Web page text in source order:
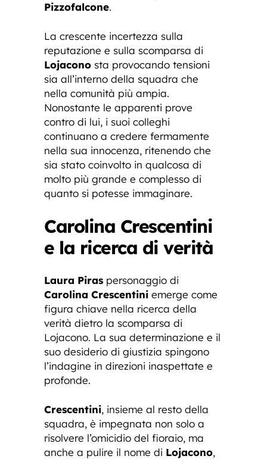
Pizzofalcone.
La crescente incertezza sulla
reputazione e sulla scomparsa di
Lojacono sta provocando tensioni
sia all’interno della squadra che
nella comunità più ampia.
Nonostante le apparenti prove
contro di lui, i suoi colleghi
continuano a credere fermamente
nella sua innocenza, ritenendo che
sia stato coinvolto in qualcosa di
molto più grande e complesso di
quanto si potesse immaginare.
Carolina Crescentini
e la ricerca di verità
Laura Piras personaggio di
Carolina Crescentini emerge come
figura chiave nella ricerca della
verità dietro la scomparsa di
Lojacono. La sua determinazione e il
suo desiderio di giustizia spingono
l’indagine in direzioni inaspettate e
profonde.
Crescentini, insieme al resto della
squadra, è impegnata non solo a
risolvere l’omicidio del fioraio, ma
anche a pulire il nome di Lojacono,